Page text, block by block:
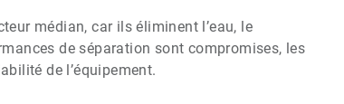
médian, car ils éliminent l’eau, le
de séparation sont compromises, les
de l’équipement.